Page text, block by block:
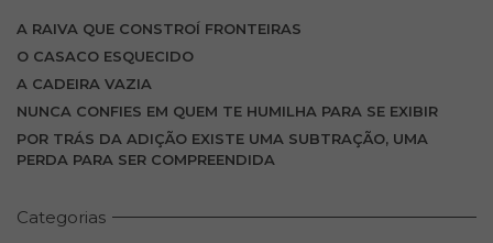
A RAIVA QUE CONSTROÍ FRONTEIRAS
O CASACO ESQUECIDO
A CADEIRA VAZIA
NUNCA CONFIES EM QUEM TE HUMILHA PARA SE EXIBIR
POR TRÁS DA ADIÇÃO EXISTE UMA SUBTRAÇÃO, UMA
PERDA PARA SER COMPREENDIDA
Categorias